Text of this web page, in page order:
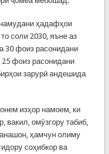
ҳадафҳои
соли 2030, яъне аз
30 фоиз расонидани
фоиз расонидани
зарурӣ андешида
изҳор намоем, ки
вакил, омӯзгору табиб,
ҳамчун олиму
соҳибкор ва